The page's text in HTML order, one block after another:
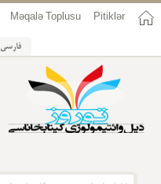
Pitiklər
Məqalə Toplusu
فارسی